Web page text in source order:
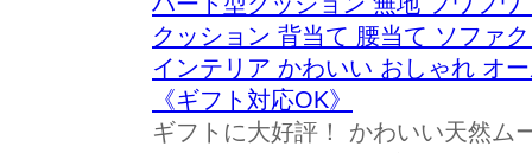
クッション 背当て 腰当て ソファ
インテリア かわいい おしゃれ オ
《ギフト対応OK》
ギフトに大好評！ かわいい天然ム